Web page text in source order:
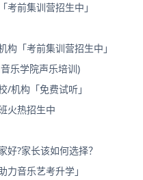
前集训营招生中」
「考前集训营招生中」
乐学院声乐培训)
机构「免费试听」
火热招生中
?家长该如何选择？
音乐艺考升学」